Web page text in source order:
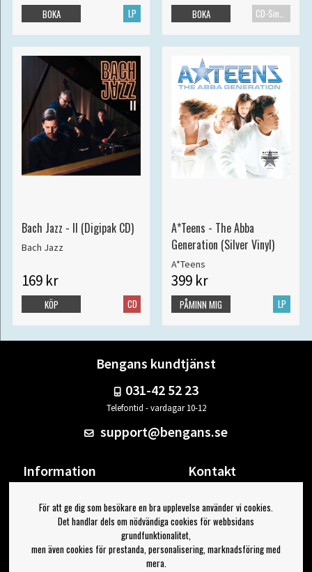
LP
BOKA BOKA
Bach Jazz - II (Digipak CD)
Bach Jazz
169 kr
CD
KÖP
A*Teens - The Abba
Generation (Silver Vinyl)
A*Teens
399 kr
LP
PÅMINN MIG
Bengans kundtjänst
031-42 52 23
Telefontid - vardagar 10-12
support@bengans.se
Information
Om Bengans
FAQ / Köp- & Leveransvillkor
Kontakt
Din sida
Logga ut
Jag vill ha tips från Bengans
För att ge dig som besökare en bra upplevelse använder vi cookies.
Det handlar dels om nödvändiga cookies för webbsidans
grundfunktionalitet,
men även cookies för prestanda, personalisering, marknadsföring med
mera.